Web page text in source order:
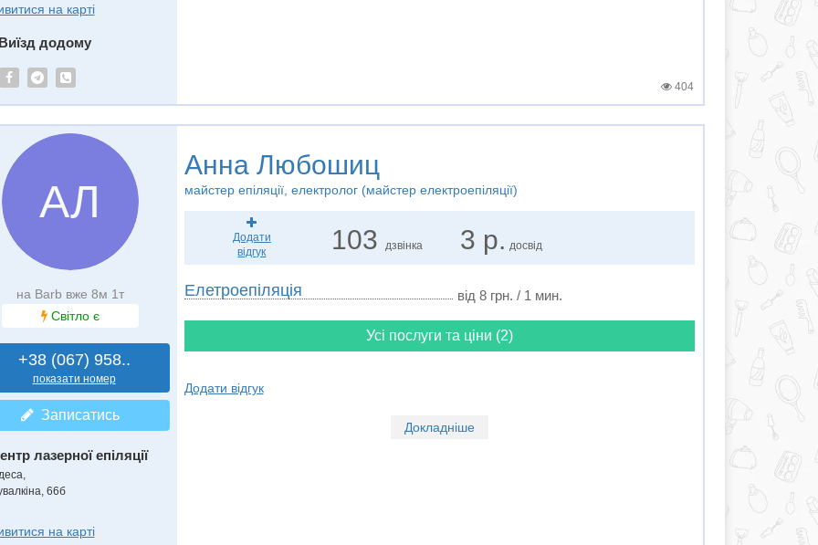
на карті
додому
404
АЛ
на Barb вже 8м 1т
Світло є
+38 (067) 958..
показати номер
Записатись
лазерної епіляції
66б
на карті
Анна Любошиц
майстер епіляції, електролог (майстер електроепіляції)
Додати
відгук
103 дзвінка 3 р. досвід
Елетроепіляція від 8 грн. / 1 мин.
Усі послуги та ціни (2)
Додати відгук
Докладніше